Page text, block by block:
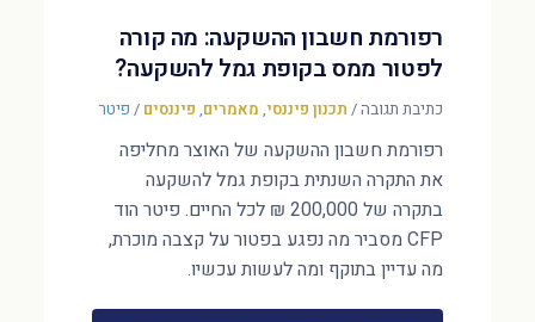
רפורמת חשבון ההשקעה: מה קורה
לפטור ממס בקופת גמל להשקעה?
כתיבת תגובה/ תכנון פיננסי, מאמרים, פיננסים / פיטר
רפורמת חשבון ההשקעה של האוצר מחליפה
את התקרה השנתית בקופת גמל להשקעה
בתקרה של 200,000 ₪ לכל החיים. פיטר הוד
CFP מסביר מה נפגע בפטור על קצבה מוכרת,
מה עדיין בתוקף ומה לעשות עכשיו.